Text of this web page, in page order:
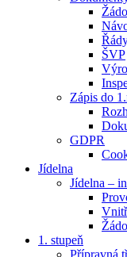
ŠVP
Zápis do
GDPR
Jídelna
Jídelna –
1. stupeň
Přípravná